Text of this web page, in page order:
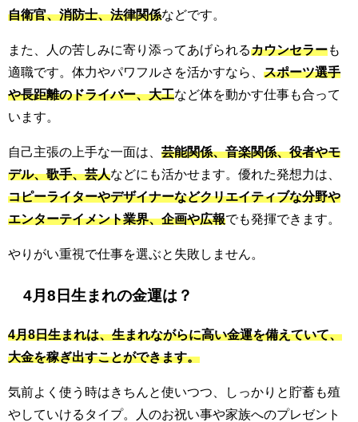
自衛官、消防士、法律関係などです。
また、人の苦しみに寄り添ってあげられるカウンセラーも
適職です。体力やパワフルさを活かすなら、 スポーツ選手
や長距離のドライバー、大工など体を動かす仕事も合って
います。
自己主張の上手な一面は、 芸能関係、音楽関係、役者やモ
デル、歌手、芸人などにも活かせます。優れた発想力は、
コピーライターやデザイナーなどクリエイティブな分野や
エンターテイメント業界、企画や広報でも発揮できます。
やりがい重視で仕事を選ぶと失敗しません。
4月8日生まれの金運は？
4月8日生まれは、生まれながらに高い金運を備えていて、
大金を稼ぎ出すことができます。
気前よく使う時はきちんと使いつつ、しっかりと貯蓄も殖
やしていけるタイプ。人のお祝い事や家族へのプレゼント